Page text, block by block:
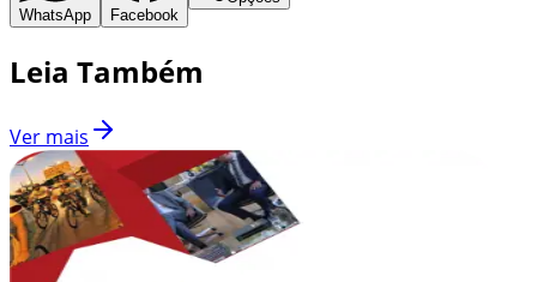
WhatsApp Facebook
Leia Também
Ver mais